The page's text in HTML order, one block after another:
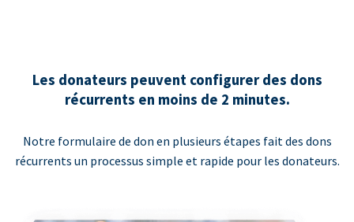
Les donateurs peuvent configurer des dons
récurrents en moins de 2 minutes.
Notre formulaire de don en plusieurs étapes fait des dons
récurrents un processus simple et rapide pour les donateurs.